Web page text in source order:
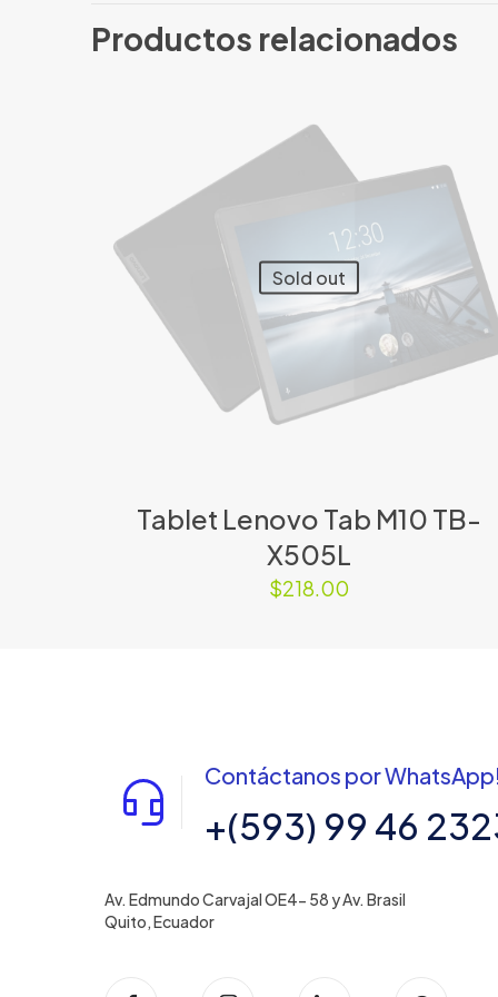
Productos relacionados
Sold out
Tablet Lenovo Tab M10 TB-
X505L
$218.00
Contáctanos por
+(593) 99 46
Av. Edmundo Carvajal OE4- 58 y Av. Brasil
Quito, Ecuador